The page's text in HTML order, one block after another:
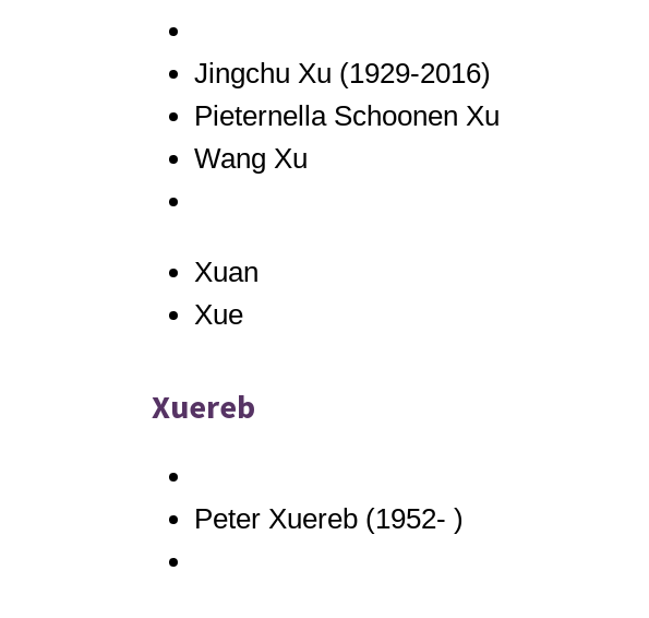
Jingchu Xu (1929-2016)
Pieternella Schoonen Xu
Wang Xu
Xuan
Xue
Xuereb
Peter Xuereb (1952- )